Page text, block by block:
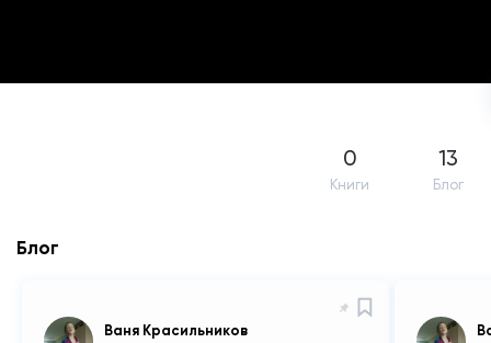
0
Книги
13
Блог
Блог
Ваня Красильников